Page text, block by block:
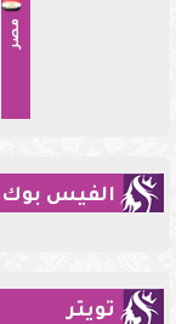
مصر
الفيس بوك
تويتر